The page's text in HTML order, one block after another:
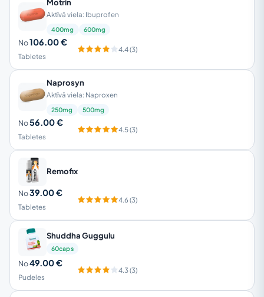
Naprosyn
Aktīvā viela: Naproxen
250mg 500mg
No56.00 €
Tabletes
4.5 (3)
Motrin
Aktīvā viela: Ibuprofen
400mg 600mg
No106.00 €
Tabletes
4.4 (3)
Remofix
No39.00 €
Tabletes
4.6 (3)
Shuddha Guggulu
60caps
No49.00 €
Pudeles
4.3 (3)